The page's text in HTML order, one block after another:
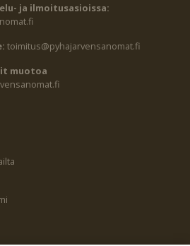
ja ilmoitusasioissa:
toimitus@pyhajarvensanomat.fi
muotoa